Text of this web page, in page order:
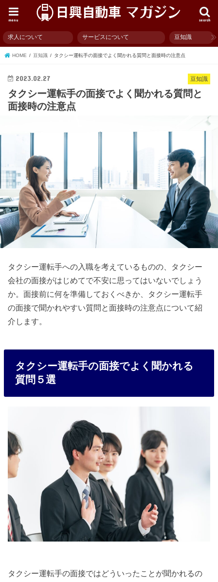
search
menu
求人について サービスについて 豆知識
HOME 豆知識 タクシー運転手の面接でよく聞かれる質問と面接時の注意点
豆知識
2023.02.27
タクシー運転手の面接でよく聞かれる質問と
面接時の注意点
タクシー運転手への入職を考えているものの、タクシー
会社の面接がはじめてで不安に思ってはいないでしょう
か。面接前に何を準備しておくべきか、タクシー運転手
の面接で聞かれやすい質問と面接時の注意点について紹
介します。
タクシー運転手の面接でよく聞かれる
質問５選
タクシー運転手の面接ではどういったことが聞かれるの